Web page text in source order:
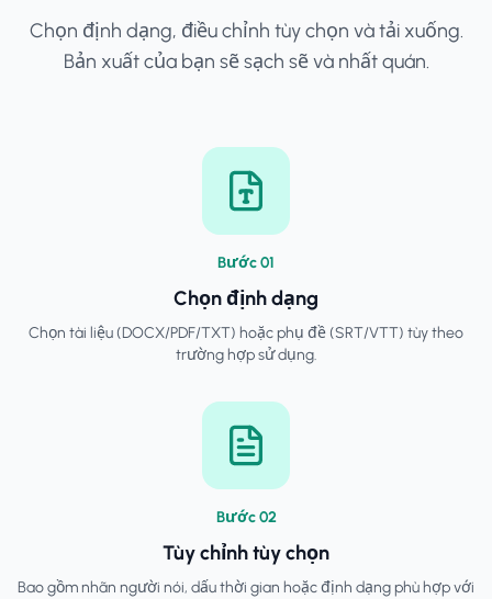
Chọn định dạng, điều chỉnh tùy chọn và tải xuống.
Bản xuất của bạn sẽ sạch sẽ và nhất quán.
Bước01
Chọn định dạng
Chọn tài liệu (DOCX/PDF/TXT) hoặc phụ đề (SRT/VTT) tùy theo
trường hợp sử dụng.
Bước02
Tùy chỉnh tùy chọn
Bao gồm nhãn người nói, dấu thời gian hoặc định dạng phù hợp với